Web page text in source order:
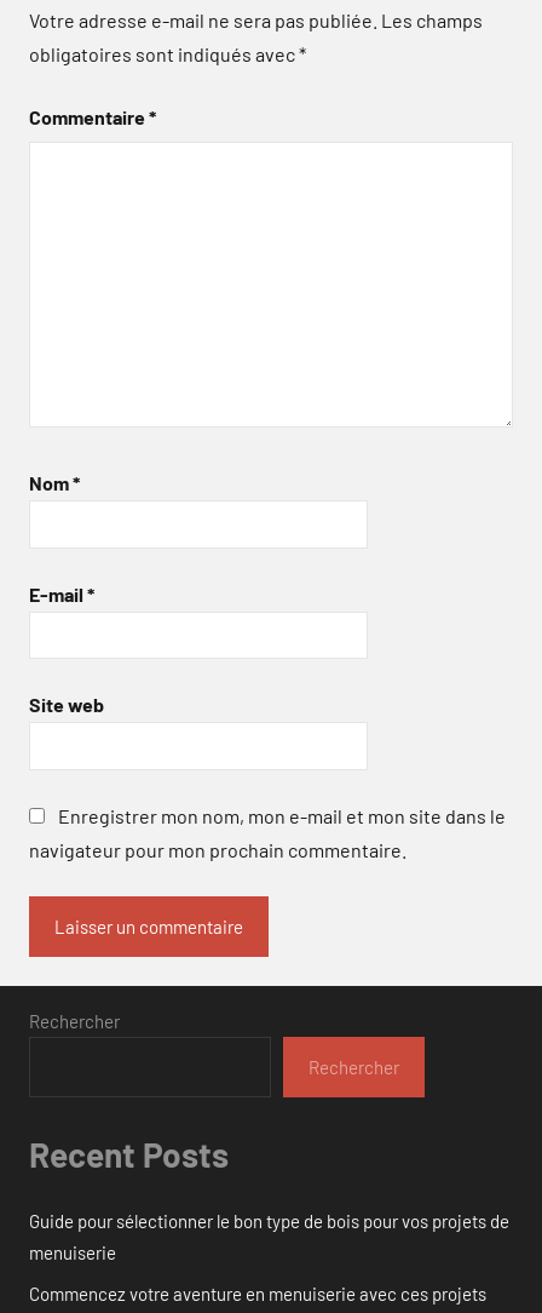
Votre adresse e-mail ne sera pas publiée. Les champs
obligatoires sont indiqués avec*
Commentaire*
Nom*
E-mail *
Site web
Enregistrer mon nom, mon e-mail et mon site dans le
navigateur pour mon prochain commentaire.
Rechercher
Rechercher
Recent Posts
Guide pour sélectionner le bon type de bois pour vos projets de
menuiserie
Commencez votre aventure en menuiserie avec ces projets